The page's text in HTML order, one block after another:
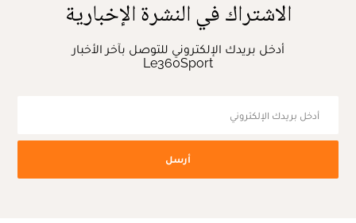
الاشتراك في النشرة الإخبارية
أدخل بريدك الإلكتروني للتوصل بآخر الأخبار
Le360Sport
أرسل